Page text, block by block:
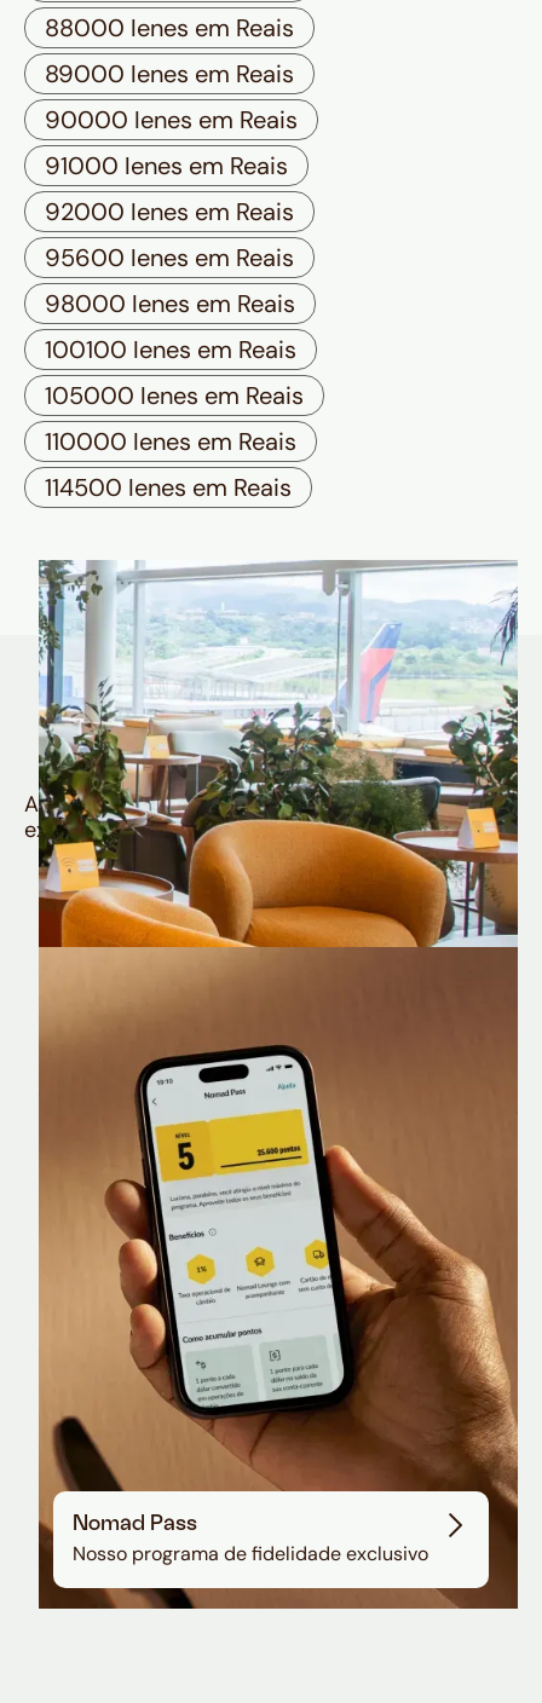
88000 Ienes em Reais
89000 Ienes em Reais
90000 Ienes em Reais
91000 Ienes em Reais
92000 Ienes em Reais
95600 Ienes em Reais
98000 Ienes em Reais
100100 Ienes em Reais
105000 Ienes em Reais
110000 Ienes em Reais
114500 Ienes em Reais
Quem é Nomad tem
muito mais
Aproveite todos os benefícios e vantagens
exclusivas da sua Conta Internacional
Nomad Lounge
Sala VIP no Aeroporto de Guarulhos
Nomad Pass
Nosso programa de fidelidade exclusivo